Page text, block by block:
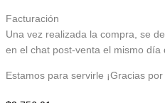
Facturación
Una vez realizada la compra, se
en el chat post-venta el mismo día
Estamos para servirle ¡Gracias